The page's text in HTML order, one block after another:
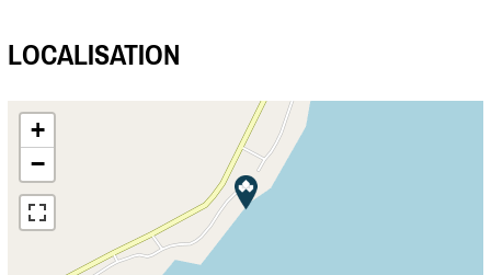
LOCALISATION
+
−